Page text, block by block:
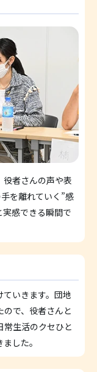
役者さんの声や表
を離れていく”感
感できる瞬間で
いきます。団地
で、役者さんと
常生活のクセひと
した。